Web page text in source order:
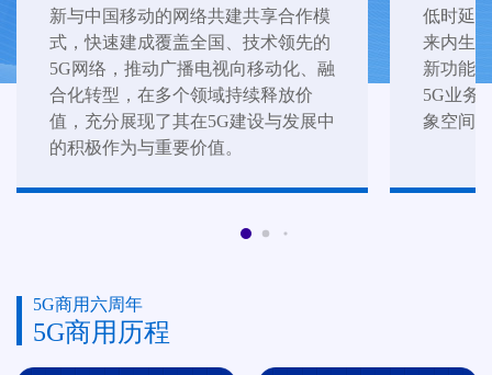
新与中国移动的网络共建共享合作模
式，快速建成覆盖全国、技术领先的
5G网络，推动广播电视向移动化、融
合化转型，在多个领域持续释放价
值，充分展现了其在5G建设与发展中
的积极作为与重要价值。
低时延
来内生
新功能
5G业务
象空间。
5G商用六周年
5G商用历程